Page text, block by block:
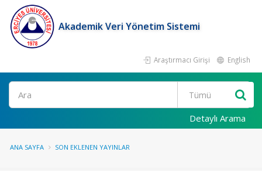
Akademik Veri Yönetim Sistemi
Araştırmacı Girişi English
Ara
Detaylı Arama
ANA SAYFA SON EKLENEN YAYINLAR